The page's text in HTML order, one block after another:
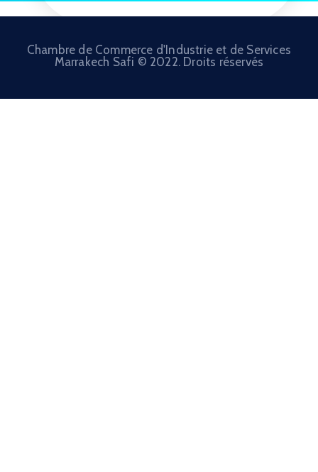
Chambre de Commerce d'Industrie et de Services
Marrakech Safi © 2022. Droits réservés